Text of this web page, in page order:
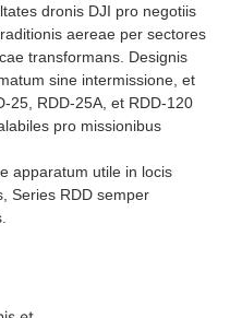
dronis DJI pro negotiis
aereae per sectores
transformans. Designis
sine intermissione, et
25, RDD-25A, et RDD-120
pro missionibus
apparatum utile in locis
Series RDD semper